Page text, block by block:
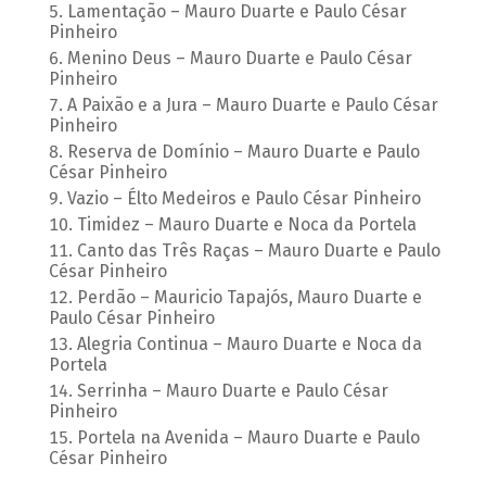
Lamentação – Mauro Duarte e Paulo César
Pinheiro
Menino Deus – Mauro Duarte e Paulo César
Pinheiro
A Paixão e a Jura – Mauro Duarte e Paulo César
Pinheiro
Reserva de Domínio – Mauro Duarte e Paulo
César Pinheiro
Vazio – Élto Medeiros e Paulo César Pinheiro
Timidez – Mauro Duarte e Noca da Portela
Canto das Três Raças – Mauro Duarte e Paulo
César Pinheiro
Perdão – Mauricio Tapajós, Mauro Duarte e
Paulo César Pinheiro
Alegria Continua – Mauro Duarte e Noca da
Portela
Serrinha – Mauro Duarte e Paulo César
Pinheiro
Portela na Avenida – Mauro Duarte e Paulo
César Pinheiro